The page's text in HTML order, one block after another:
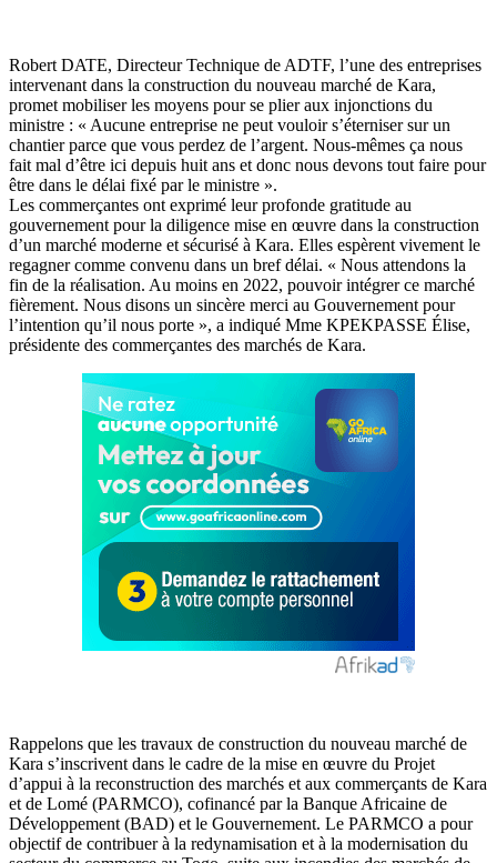
Robert DATE, Directeur Technique de ADTF, l’une des entreprises
intervenant dans la construction du nouveau marché de Kara,
promet mobiliser les moyens pour se plier aux injonctions du
ministre : « Aucune entreprise ne peut vouloir s’éterniser sur un
chantier parce que vous perdez de l’argent. Nous-mêmes ça nous
fait mal d’être ici depuis huit ans et donc nous devons tout faire pour
être dans le délai fixé par le ministre ».
Les commerçantes ont exprimé leur profonde gratitude au
gouvernement pour la diligence mise en œuvre dans la construction
d’un marché moderne et sécurisé à Kara. Elles espèrent vivement le
regagner comme convenu dans un bref délai. « Nous attendons la
fin de la réalisation. Au moins en 2022, pouvoir intégrer ce marché
fièrement. Nous disons un sincère merci au Gouvernement pour
l’intention qu’il nous porte », a indiqué Mme KPEKPASSE Élise,
présidente des commerçantes des marchés de Kara.
Rappelons que les travaux de construction du nouveau marché de
Kara s’inscrivent dans le cadre de la mise en œuvre du Projet
d’appui à la reconstruction des marchés et aux commerçants de Kara
et de Lomé (PARMCO), cofinancé par la Banque Africaine de
Développement (BAD) et le Gouvernement. Le PARMCO a pour
objectif de contribuer à la redynamisation et à la modernisation du